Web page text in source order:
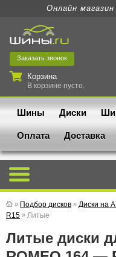
Онлайн
Заказать звонок
Корзина
В корзине пусто.
Шины Диски
Оплата Доставка
» Подбор дисков » Диски на
R15 » Литые
Литые диски для ALFA